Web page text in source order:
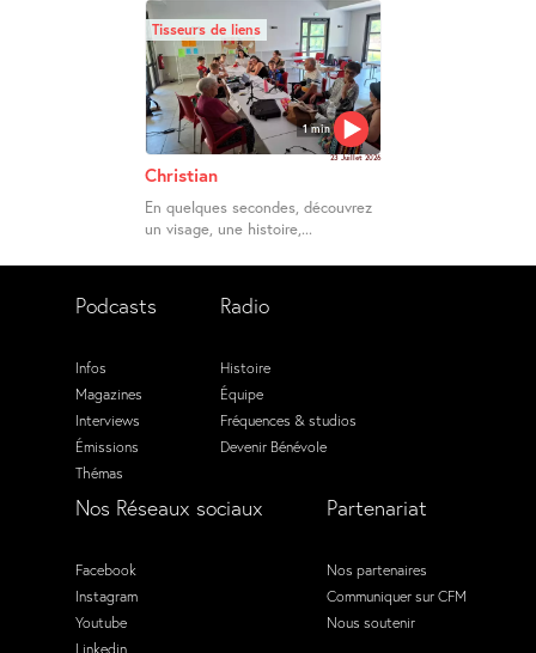
1 min
Tisseurs de liens
23 Juillet 2026
Christian
En quelques secondes, découvrez
un visage, une histoire,...
Podcasts
Infos
Magazines
Interviews
Émissions
Thémas
Radio
Histoire
Équipe
Fréquences & studios
Devenir Bénévole
Nos Réseaux sociaux
Facebook
Instagram
Youtube
Linkedin
Partenariat
Nos partenaires
Communiquer sur CFM
Nous soutenir